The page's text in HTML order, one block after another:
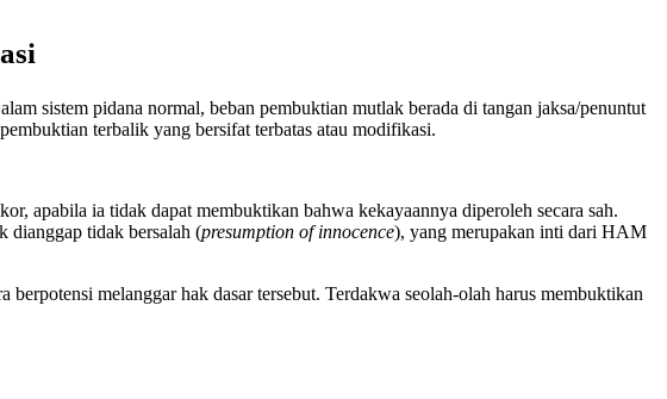
sistem pidana normal, beban pembuktian mutlak berada di tangan jaksa/penuntut
terbalik yang bersifat terbatas atau modifikasi.
apabila ia tidak dapat membuktikan bahwa kekayaannya diperoleh secara sah.
dianggap tidak bersalah (presumption of innocence), yang merupakan inti dari HAM
melanggar hak dasar tersebut. Terdakwa seolah-olah harus membuktikan